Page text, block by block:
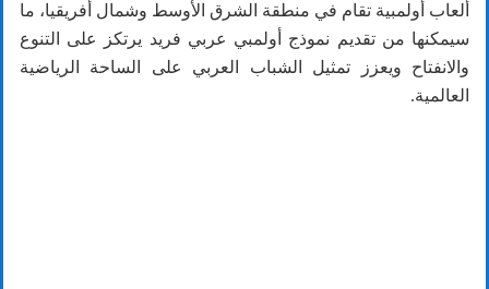
ألعاب أولمبية تقام في منطقة الشرق الأوسط وشمال أفريقيا، ما
سيمكنها من تقديم نموذج أولمبي عربي فريد يرتكز على التنوع
والانفتاح ويعزز تمثيل الشباب العربي على الساحة الرياضية
العالمية.